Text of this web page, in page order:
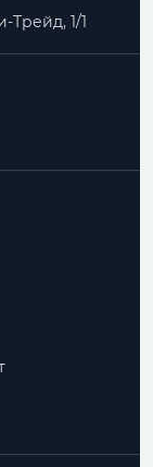
Трейд, 1/1